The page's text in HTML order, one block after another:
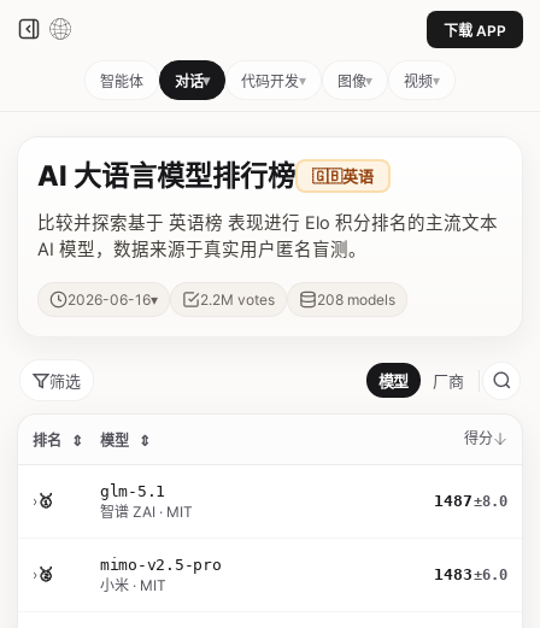
下载 APP
智能体 对话▾ 代码开发▾ 图像▾ 视频▾
AI 大语言模型排行榜 🇬🇧英语
比较并探索基于 英语榜 表现进行 Elo 积分排名的主流文本
AI 模型，数据来源于真实用户匿名盲测。
2026-06-16▾ 2.2M votes 208 models
筛选 模型 厂商
排名 ⇕ 模型 ⇕ 得分
›🥇
glm-5.1
智谱 ZAI · MIT
1487±8.0
›🥈
mimo-v2.5-pro
小米 · MIT
1483±6.0